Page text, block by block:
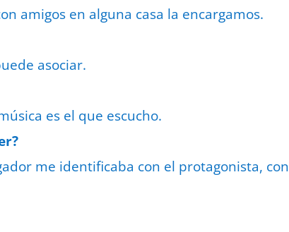
amigos en alguna casa la encargamos.
asociar.
es el que escucho.
me identificaba con el protagonista, con